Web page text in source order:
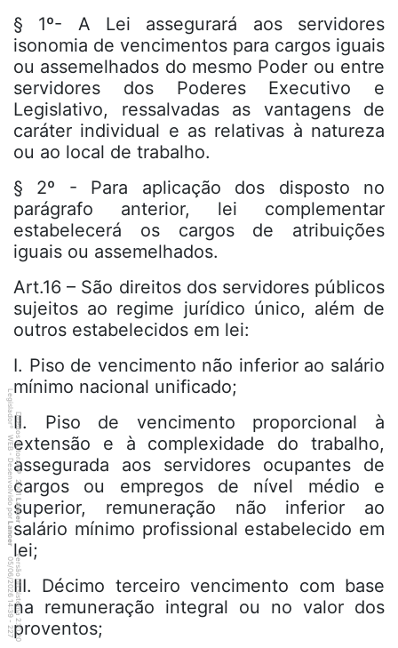
§ 1º- A Lei assegurará aos servidores
isonomia de vencimentos para cargos iguais
ou assemelhados do mesmo Poder ou entre
servidores dos Poderes Executivo e
Legislativo, ressalvadas as vantagens de
caráter individual e as relativas à natureza
ou ao local de trabalho.
§ 2º - Para aplicação dos disposto no
parágrafo anterior, lei complementar
estabelecerá os cargos de atribuições
iguais ou assemelhados.
Art.16 – São direitos dos servidores públicos
sujeitos ao regime jurídico único, além de
outros estabelecidos em lei:
I. Piso de vencimento não inferior ao salário
mínimo nacional unificado;
II. Piso de vencimento proporcional à
extensão e à complexidade do trabalho,
assegurada aos servidores ocupantes de
cargos ou empregos de nível médio e
superior, remuneração não inferior ao
salário mínimo profissional estabelecido em
lei;
III. Décimo terceiro vencimento com base
na remuneração integral ou no valor dos
proventos;
Direitos Autorais
©
2001
Lancer
Legislador
®
WEB - Desenvolvido por
Lancer
versão do sistema 2.10.20
2
2
7
-
4
:3
9
0
5
/
0
6
/
2
0
2
6